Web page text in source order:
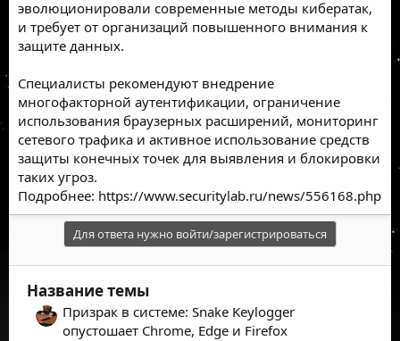
эволюционировали современные методы кибератак,
и требует от организаций повышенного внимания к
защите данных.
Специалисты рекомендуют внедрение
многофакторной аутентификации, ограничение
использования браузерных расширений, мониторинг
сетевого трафика и активное использование средств
защиты конечных точек для выявления и блокировки
таких угроз.
Подробнее: https://www.securitylab.ru/news/556168.php
Для ответа нужно войти/зарегистрироваться
Название темы
Призрак в системе: Snake Keylogger
опустошает Chrome, Edge и Firefox